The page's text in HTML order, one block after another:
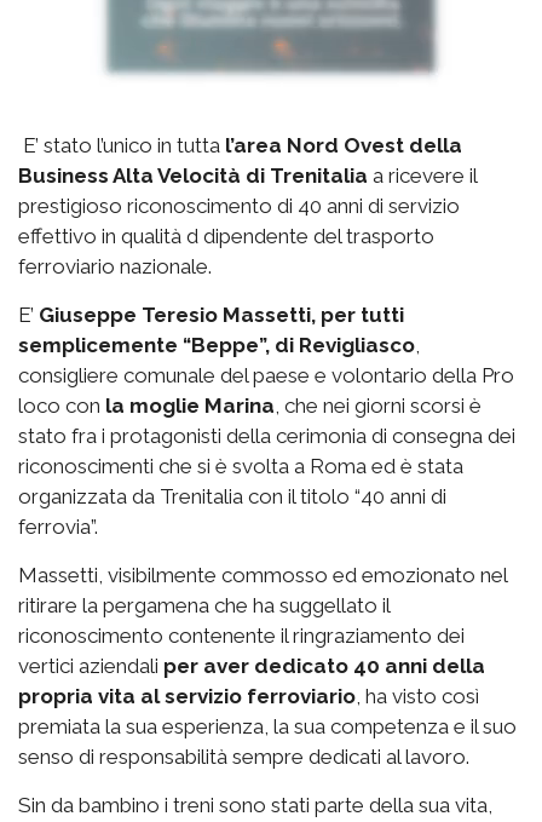
E’ stato l’unico in tutta l’area Nord Ovest della
Business Alta Velocità di Trenitalia a ricevere il
prestigioso riconoscimento di 40 anni di servizio
effettivo in qualità d dipendente del trasporto
ferroviario nazionale.
E’ Giuseppe Teresio Massetti, per tutti
semplicemente “Beppe”, di Revigliasco,
consigliere comunale del paese e volontario della Pro
loco con la moglie Marina, che nei giorni scorsi è
stato fra i protagonisti della cerimonia di consegna dei
riconoscimenti che si è svolta a Roma ed è stata
organizzata da Trenitalia con il titolo “40 anni di
ferrovia”.
Massetti, visibilmente commosso ed emozionato nel
ritirare la pergamena che ha suggellato il
riconoscimento contenente il ringraziamento dei
vertici aziendali per aver dedicato 40 anni della
propria vita al servizio ferroviario, ha visto così
premiata la sua esperienza, la sua competenza e il suo
senso di responsabilità sempre dedicati al lavoro.
Sin da bambino i treni sono stati parte della sua vita,